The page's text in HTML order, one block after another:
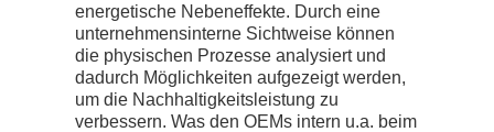
energetische Nebeneffekte. Durch eine
unternehmensinterne Sichtweise können
die physischen Prozesse analysiert und
dadurch Möglichkeiten aufgezeigt werden,
um die Nachhaltigkeitsleistung zu
verbessern. Was den OEMs intern u.a. beim